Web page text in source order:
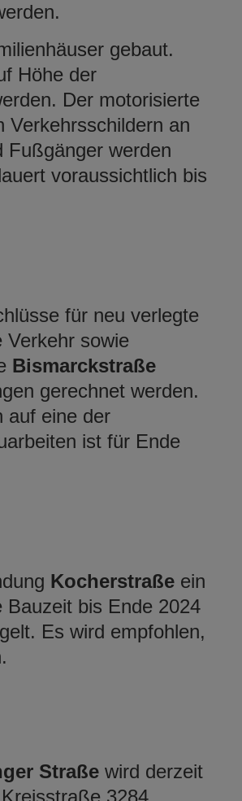
gebaut.
Höhe der
Der motorisierte
Verkehrsschildern an
Fußgänger werden
voraussichtlich bis
für neu verlegte
Verkehr sowie
Bismarckstraße
gerechnet werden.
auf eine der
ist für Ende
Kocherstraßeein
bis Ende 2024
Es wird empfohlen,
Straßewird derzeit
3284